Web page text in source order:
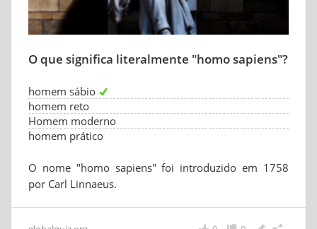
O que significa literalmente "homo sapiens"?
homem sábio
homem reto
Homem moderno
homem prático
O nome "homo sapiens" foi introduzido em 1758
por Carl Linnaeus.